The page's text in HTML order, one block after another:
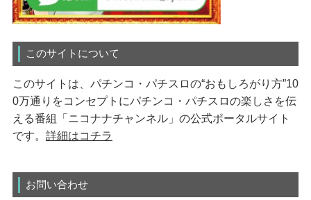
このサイトについて
このサイトは、パチンコ・パチスロの“おもしろがり方”10
0万通りをコンセプトにパチンコ・パチスロの楽しさを伝
える番組「ニコナナチャンネル」の公式ポータルサイト
です。 詳細はコチラ
お問い合わせ